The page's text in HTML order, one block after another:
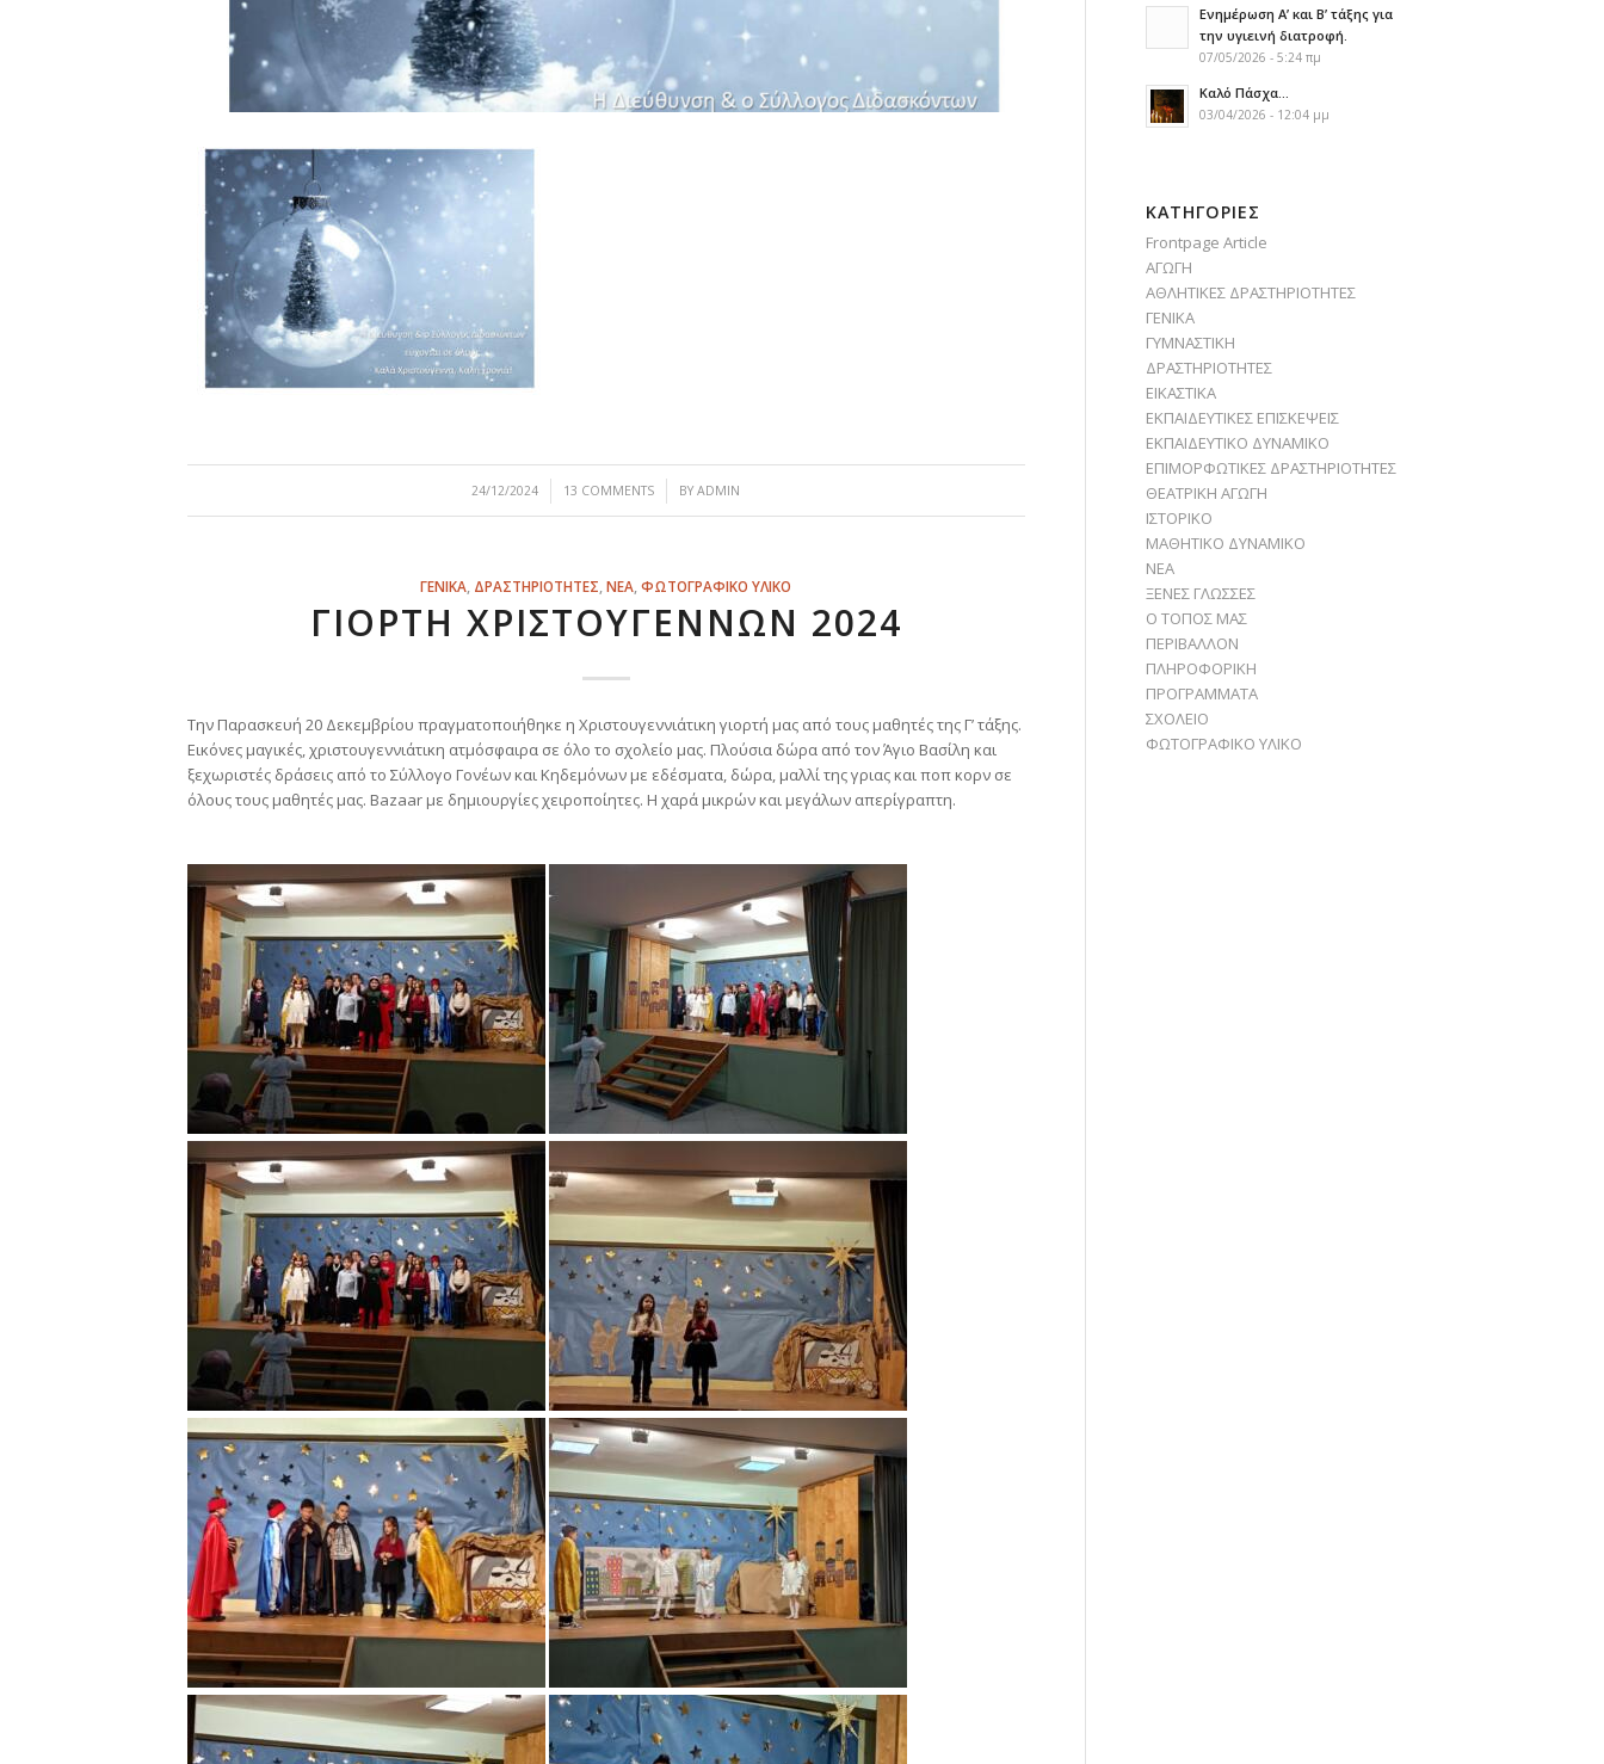
24/12/2024
/ 13 COMMENTS
/ BYADMIN
ΓΕΝΙΚΑ ΔΡΑΣΤΗΡΙΟΤΗΤΕΣ ,ΝΕΑ ,ΦΩΤΟΓΡΑΦΙΚΟ ΥΛΙΚΟ
ΓΙΟΡΤΗ ΧΡΙΣΤΟΥΓΕΝΝΩΝ 2024
Την Παρασκευή 20 Δεκεμβρίου πραγματοποιήθηκε η Χριστουγεννιάτικη γιορτή μας από τους μαθητές της Γ’ τάξης.
Εικόνες μαγικές, χριστουγεννιάτικη ατμόσφαιρα σε όλο το σχολείο μας. Πλούσια δώρα από τον Άγιο Βασίλη και
ξεχωριστές δράσεις από το Σύλλογο Γονέων και Κηδεμόνων με εδέσματα, δώρα, μαλλί της γριας και ποπ κορν σε
όλους τους μαθητές μας. Bazaar με δημιουργίες χειροποίητες. Η χαρά μικρών και μεγάλων απερίγραπτη.
Ενημέρωση Α’ και Β’ τάξης για
την υγιεινή διατροφή.
07/05/2026 - 5:24 πμ
Καλό Πάσχα…
03/04/2026 - 12:04 μμ
KΑΤΗΓΟΡΊΕΣ
Frontpage Article
ΑΓΩΓΗ
ΑΘΛΗΤΙΚΕΣ ΔΡΑΣΤΗΡΙΟΤΗΤΕΣ
ΓΕΝΙΚΑ
ΓΥΜΝΑΣΤΙΚΗ
ΔΡΑΣΤΗΡΙΟΤΗΤΕΣ
ΕΙΚΑΣΤΙΚΑ
ΕΚΠΑΙΔΕΥΤΙΚΕΣ ΕΠΙΣΚΕΨΕΙΣ
ΕΚΠΑΙΔΕΥΤΙΚΟ ΔΥΝΑΜΙΚΟ
ΕΠΙΜΟΡΦΩΤΙΚΕΣ ΔΡΑΣΤΗΡΙΟΤΗΤΕΣ
ΘΕΑΤΡΙΚΗ ΑΓΩΓΗ
ΙΣΤΟΡΙΚΟ
ΜΑΘΗΤΙΚΟ ΔΥΝΑΜΙΚΟ
ΝΕΑ
ΞΕΝΕΣ ΓΛΩΣΣΕΣ
Ο ΤΟΠΟΣ ΜΑΣ
ΠΕΡΙΒΑΛΛΟΝ
ΠΛΗΡΟΦΟΡΙΚΗ
ΠΡΟΓΡΑΜΜΑΤΑ
ΣΧΟΛΕΙΟ
ΦΩΤΟΓΡΑΦΙΚΟ ΥΛΙΚΟ